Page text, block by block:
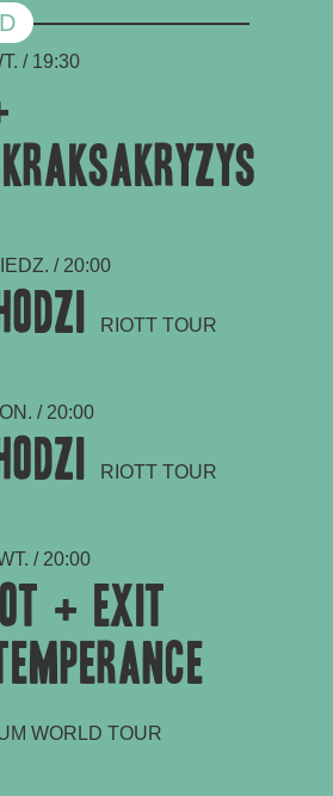
/ 19:30
/ 20:00
RIOTT TOUR
/ 20:00
RIOTT TOUR
/ 20:00
+ Exit
WORLD TOUR